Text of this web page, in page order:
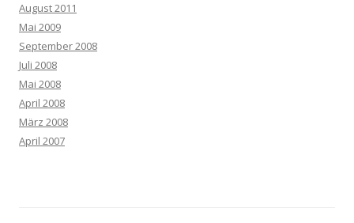
August 2011
Mai 2009
September 2008
Juli 2008
Mai 2008
April 2008
März 2008
April 2007